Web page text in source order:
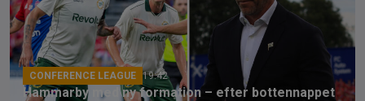
o
k
s
k
CONFERENCE LEAGUE 19:42
Hammarby med ny formation – efter bottennappet